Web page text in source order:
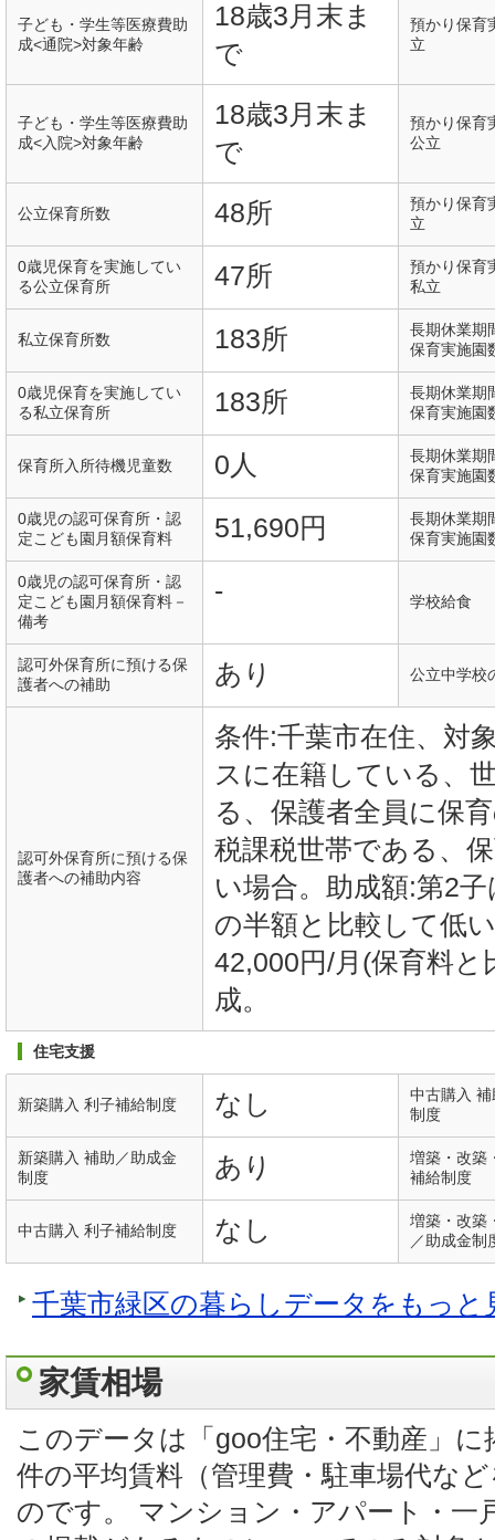
子ども・学生等医療費助
成<通院>対象年齢
18歳3月末ま
で
預かり保育
立
子ども・学生等医療費助
成<入院>対象年齢
18歳3月末ま
で
預かり保育
公立
公立保育所数 48所
預かり保育
立
0歳児保育を実施してい
る公立保育所
47所
預かり保育
私立
私立保育所数 183所
長期休業期
保育実施園
0歳児保育を実施してい
る私立保育所
183所
長期休業期
保育実施園
保育所入所待機児童数 0人
長期休業期
保育実施園
0歳児の認可保育所・認
定こども園月額保育料
51,690円
長期休業期
保育実施園
0歳児の認可保育所・認
定こども園月額保育料－
備考
- 学校給食
認可外保育所に預ける保
護者への補助
あり 公立中学校
認可外保育所に預ける保
護者への補助内容
条件:千葉市在住、対
スに在籍している、
る、保護者全員に保
税課税世帯である、
い場合。助成額:第2
の半額と比較して低
42,000円/月(保育料
成。
住宅支援
新築購入 利子補給制度 なし
中古購入
制度
新築購入 補助／助成金
制度
あり
増築・改築
補給制度
中古購入 利子補給制度 なし
増築・改築
／助成金制
千葉市緑区の暮らしデータをもっと
家賃相場
このデータは「goo住宅・不動産」
件の平均賃料（管理費・駐車場代な
のです。 マンション・アパート・一